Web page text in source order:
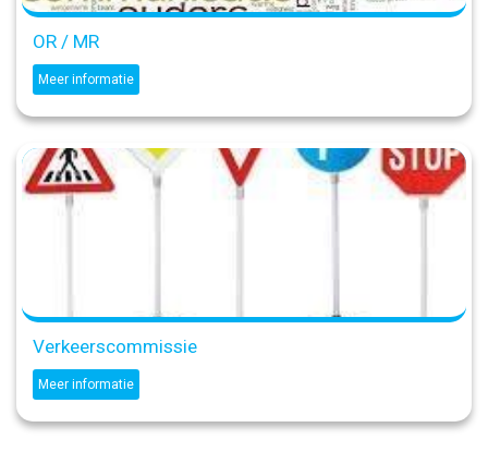
OR / MR
Meer informatie
Verkeerscommissie
Meer informatie